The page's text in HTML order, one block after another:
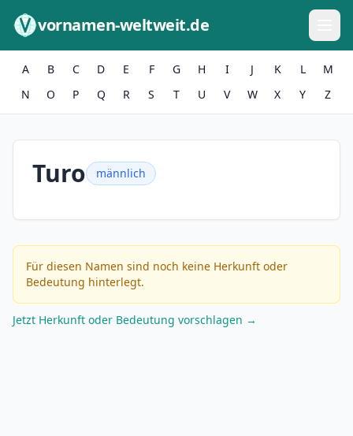
vornamen-weltweit.de
A B C D E F G H I J K L
M
N
O P Q R S T U V W X Y Z
Turo männlich
Für diesen Namen sind noch keine Herkunft oder
Bedeutung hinterlegt.
Jetzt Herkunft oder Bedeutung vorschlagen →